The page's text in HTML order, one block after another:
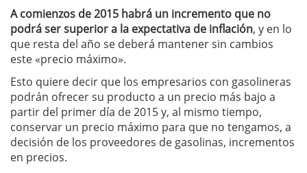
A comienzos de 2015 habrá un incremento que no
podrá ser superior a la expectativa de inflación, y en lo
que resta del año se deberá mantener sin cambios
este «precio máximo».
Esto quiere decir que los empresarios con gasolineras
podrán ofrecer su producto a un precio más bajo a
partir del primer día de 2015 y, al mismo tiempo,
conservar un precio máximo para que no tengamos, a
decisión de los proveedores de gasolinas, incrementos
en precios.